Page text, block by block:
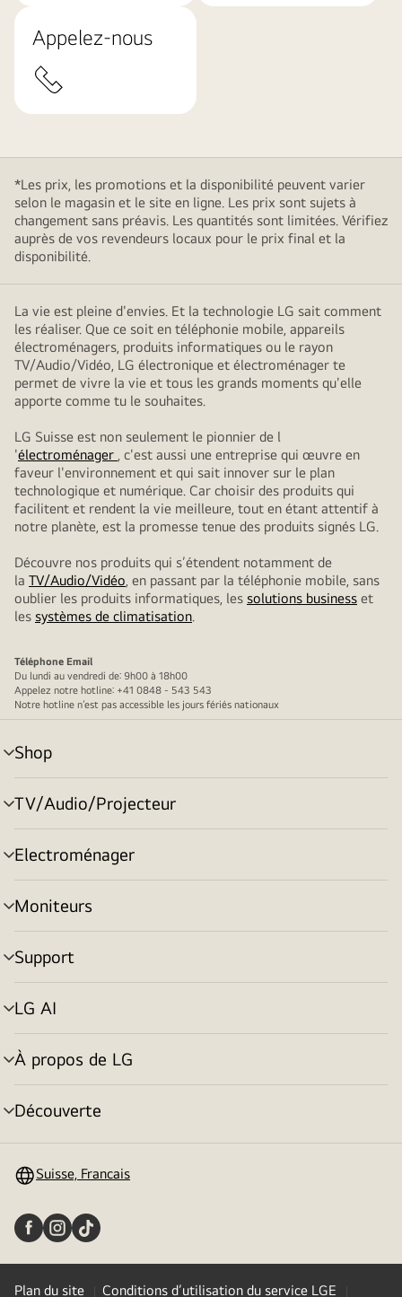
Appelez-nous
*Les prix, les promotions et la disponibilité peuvent varier
selon le magasin et le site en ligne. Les prix sont sujets à
changement sans préavis. Les quantités sont limitées. Vérifiez
auprès de vos revendeurs locaux pour le prix final et la
disponibilité.
La vie est pleine d'envies. Et la technologie LG sait comment
les réaliser. Que ce soit en téléphonie mobile, appareils
électroménagers, produits informatiques ou le rayon
TV/Audio/Vidéo, LG électronique et électroménager te
permet de vivre la vie et tous les grands moments qu'elle
apporte comme tu le souhaites.
LG Suisse est non seulement le pionnier de l
'électroménager , c'est aussi une entreprise qui œuvre en
faveur l'environnement et qui sait innover sur le plan
technologique et numérique. Car choisir des produits qui
facilitent et rendent la vie meilleure, tout en étant attentif à
notre planète, est la promesse tenue des produits signés LG.
Découvre nos produits qui s’étendent notamment de
la TV/Audio/Vidéo, en passant par la téléphonie mobile, sans
oublier les produits informatiques, les solutions business et
les systèmes de climatisation.
Téléphone Email
Du lundi au vendredi de: 9h00 à 18h00
Appelez notre hotline: +41 0848 - 543 543
Notre hotline n’est pas accessible les jours fériés nationaux
Shop
menu
déroulant
TV/Audio/Projecteur
menu
déroulant
Electroménager
menu
déroulant
Moniteurs
menu
déroulant
Support
menu
déroulant
LG AI
menu
déroulant
À propos de LG
menu
déroulant
Découverte
menu
Suisse, Francais
Plan du site Conditions d’utilisation du service LGE